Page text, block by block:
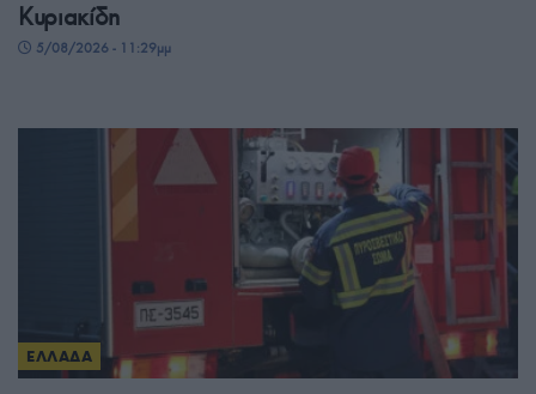
Κυριακίδη
5/08/2026 - 11:29μμ
ΕΛΛΑΔΑ